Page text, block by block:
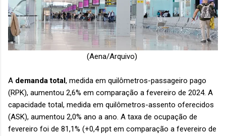
(Aena/Arquivo)
A demanda total, medida em quilômetros-passageiro pago
(RPK), aumentou 2,6% em comparação a fevereiro de 2024. A
capacidade total, medida em quilômetros-assento oferecidos
(ASK), aumentou 2,0% ano a ano. A taxa de ocupação de
fevereiro foi de 81,1% (+0,4 ppt em comparação a fevereiro de